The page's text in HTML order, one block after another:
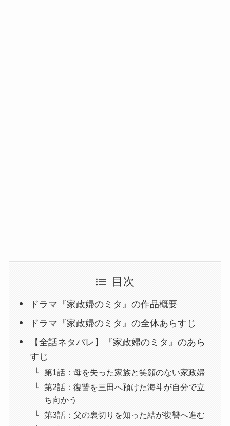
目次
ドラマ『家政婦のミタ』の作品概要
ドラマ『家政婦のミタ』の全体あらすじ
【全話ネタバレ】『家政婦のミタ』のあら
すじ
第1話：母を失った家族と笑顔のない家政婦
第2話：復讐を三田へ預けた海斗が自分で立
ち向かう
第3話：父の裏切りを知った結が復讐へ進む